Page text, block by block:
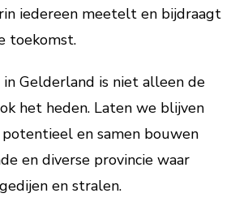
iedereen meetelt en bijdraagt
toekomst.
Gelderland is niet alleen de
het heden. Laten we blijven
en samen bouwen
en diverse provincie waar
en stralen.